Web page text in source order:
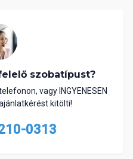
szobatípust?
vagy INGYENESEN
kitölti!
0313